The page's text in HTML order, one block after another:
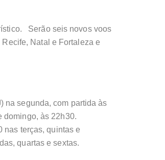
Serão seis novos voos
Natal e Fortaleza e
na segunda, com partida às
domingo, às 22h30.
nas terças, quintas e
quartas e sextas.